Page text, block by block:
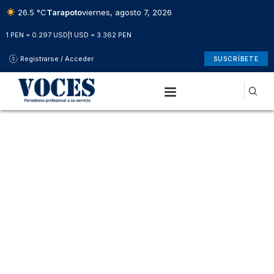
26.5 °CTarapotoviernes, agosto 7, 2026
1 PEN = 0.297 USD 1 USD = 3.362 PEN
Registrarse / Acceder SUSCRÍBETE